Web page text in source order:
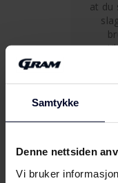
Samtykke
Denne nettsiden
Vi bruker
at du